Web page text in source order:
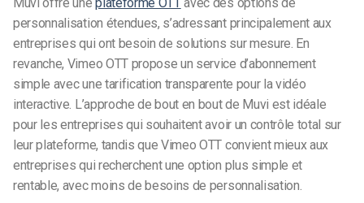
Muvi offre uneplateforme OTTavec des options de
personnalisation étendues, s’adressant principalement aux
entreprises qui ont besoin de solutions sur mesure. En
revanche, Vimeo OTT propose un service d’abonnement
simple avec une tarification transparente pour la vidéo
interactive. L’approche de bout en bout de Muvi est idéale
pour les entreprises qui souhaitent avoir un contrôle total sur
leur plateforme, tandis que Vimeo OTT convient mieux aux
entreprises qui recherchent une option plus simple et
rentable, avec moins de besoins de personnalisation.